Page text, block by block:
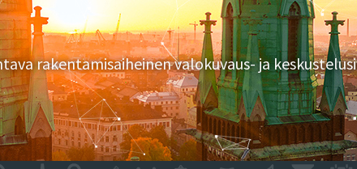
rakentamisaiheinen valokuvaus- ja